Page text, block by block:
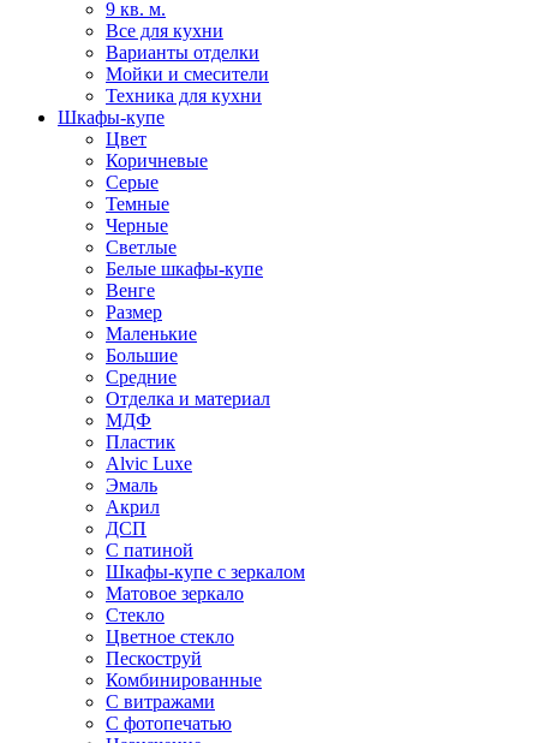
9 кв. м.
Все для кухни
Варианты отделки
Мойки и смесители
Техника для кухни
Шкафы-купе
Цвет
Коричневые
Серые
Темные
Черные
Светлые
Белые шкафы-купе
Венге
Размер
Маленькие
Большие
Средние
Отделка и материал
МДФ
Пластик
Alvic Luxe
Эмаль
Акрил
ДСП
С патиной
Шкафы-купе с зеркалом
Матовое зеркало
Стекло
Цветное стекло
Пескоструй
Комбинированные
С витражами
С фотопечатью